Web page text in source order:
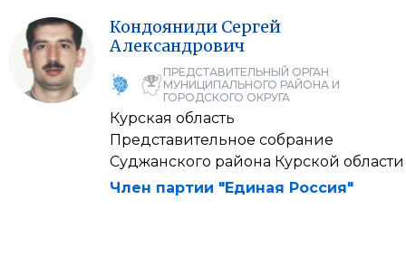
Кондояниди Сергей
Александрович
ПРЕДСТАВИТЕЛЬНЫЙ ОРГАН
МУНИЦИПАЛЬНОГО РАЙОНА И
ГОРОДСКОГО ОКРУГА
Курская область
Представительное собрание
Суджанского района Курской области
Член партии "Единая Россия"